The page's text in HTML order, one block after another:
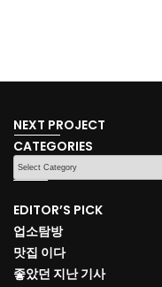
NEXT PROJECT
CATEGORIES
CATEGORIES
EDITOR’S PICK
업소탐방
맛집 이다
좋았던 지난 기사